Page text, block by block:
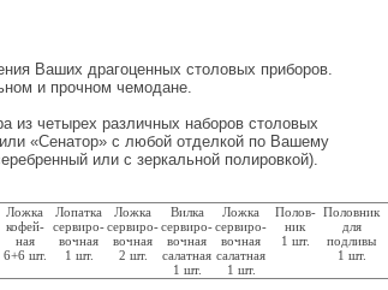
Ваших драгоценных столовых приборов.
и прочном чемодане.
из четырех различных наборов столовых
«Сенатор» с любой отделкой по Вашему
или с зеркальной полировкой).
Ложка
кофей-
ная
6+6 шт.
Лопатка
сервиро-
вочная
1 шт.
Ложка
сервиро-
вочная
2 шт.
Вилка
сервиро-
вочная
салатная
1 шт.
Ложка
сервиро-
вочная
салатная
1 шт.
Полов-
ник
1 шт.
Половник
для
подливы
1 шт.